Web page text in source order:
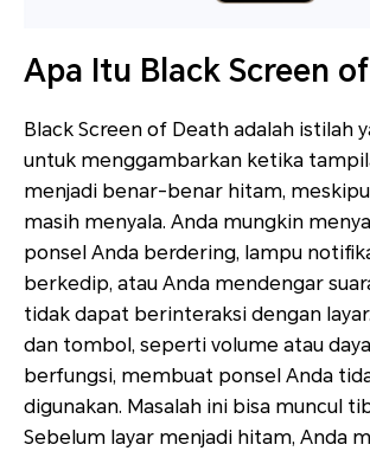
Apa Itu Black Screen
Black Screen of Death adalah istilah
untuk menggambarkan ketika
menjadi benar-benar hitam,
masih menyala. Anda mungkin
ponsel Anda berdering, lampu
berkedip, atau Anda mendengar
tidak dapat berinteraksi dengan
dan tombol, seperti volume atau
berfungsi, membuat ponsel Anda
digunakan. Masalah ini bisa muncul
Sebelum layar menjadi hitam, Anda